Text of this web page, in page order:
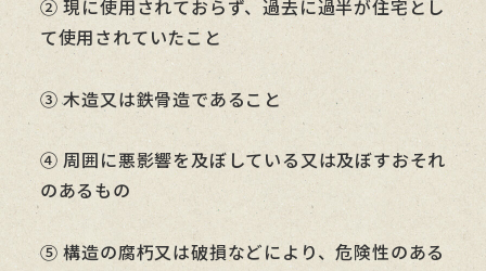
② 現に使用されておらず、過去に過半が住宅とし
て使用されていたこと
③ 木造又は鉄骨造であること
④ 周囲に悪影響を及ぼしている又は及ぼすおそれ
のあるもの
⑤ 構造の腐朽又は破損などにより、危険性のある